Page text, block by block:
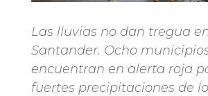
Las lluvias no dan tregua
Santander. Ocho
encuentran en alerta roja
fuertes precipitaciones de